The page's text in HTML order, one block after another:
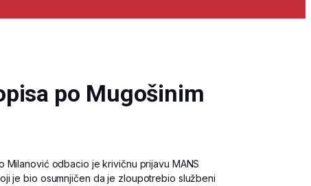
po Mugošinim
Milanović odbacio je krivičnu prijavu MANS
je bio osumnjičen da je zloupotrebio službeni